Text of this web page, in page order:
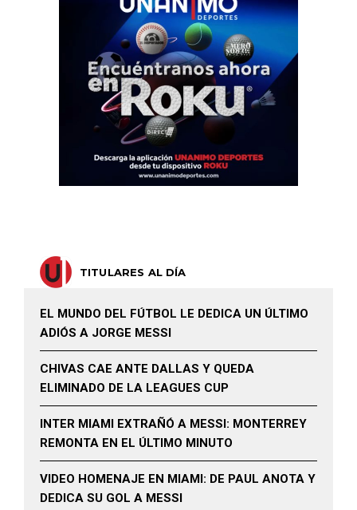
TITULARES AL DÍA
EL MUNDO DEL FÚTBOL LE DEDICA UN ÚLTIMO
ADIÓS A JORGE MESSI
CHIVAS CAE ANTE DALLAS Y QUEDA
ELIMINADO DE LA LEAGUES CUP
INTER MIAMI EXTRAÑÓ A MESSI: MONTERREY
REMONTA EN EL ÚLTIMO MINUTO
VIDEO HOMENAJE EN MIAMI: DE PAUL ANOTA Y
DEDICA SU GOL A MESSI